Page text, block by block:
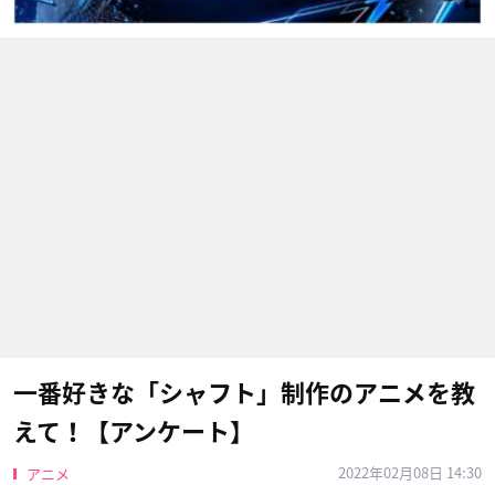
一番好きな「シャフト」制作のアニメを教
えて！【アンケート】
アニメ
2022年02月08日 14:30